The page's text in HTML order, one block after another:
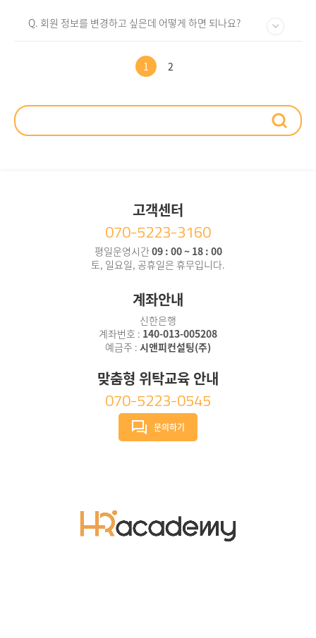
Q. 회원 정보를 변경하고 싶은데 어떻게 하면 되나요?
1 2
고객센터
070-5223-3160
평일운영시간09 : 00 ~ 18 : 00
토, 일요일, 공휴일은 휴무입니다.
계좌안내
신한은행
계좌번호 : 140-013-005208
예금주 : 시앤피컨설팅(주)
맞춤형 위탁교육 안내
070-5223-0545
문의하기